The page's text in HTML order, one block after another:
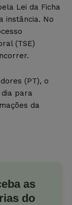
Lei da Ficha
instância. No
(TSE)
(PT), o
para
da
as
do